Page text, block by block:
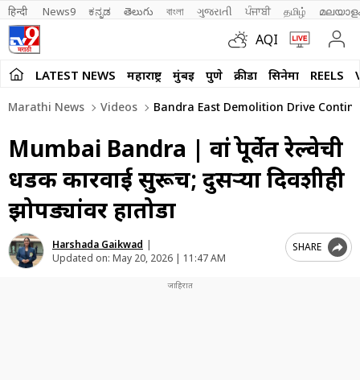
हिन्दी News9 ಕನ್ನಡ తెలుగు বাংলা ગુજરાતી ਪੰਜਾਬੀ தமிழ்
AQI
LATEST NEWS महाराष्ट्र मुंबई पुणे क्रीडा सिनेमा REELS
Marathi News Videos Bandra East Demolition Drive
Mumbai Bandra | वांद्रे पूर्वेत रेल्वेची
धडक कारवाई सुरूच; दुसऱ्या दिवशीही
झोपड्यांवर हातोडा
Harshada Gaikwad |
Updated on: May 20, 2026 | 11:47 AM
SHARE